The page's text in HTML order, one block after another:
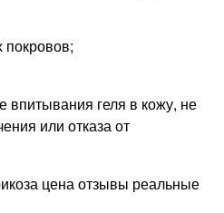
покровов;
геля в кожу, не
или отказа от